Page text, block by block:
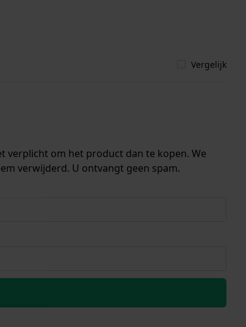
Vergelijk
verplicht om het product dan te kopen. We
verwijderd. U ontvangt geen spam.